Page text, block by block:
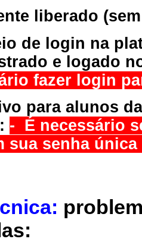
liberado
de login na
e logado
fazer login
para alunos
- É necessário
sua senha